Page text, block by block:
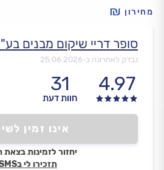
מחירון
סופר דריי שיקום מבנים
נבדק לאחרונה ב-25.06.2026
4.97
31
חוות דעת
אינו זמין
יחזור לזמינות
תזכירו לי בSMS